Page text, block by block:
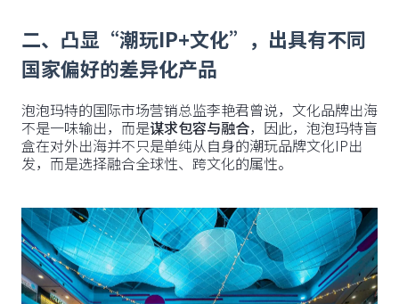
二、凸显“潮玩IP+文化”，出具有不同
国家偏好的差异化产品
泡泡玛特的国际市场营销总监李艳君曾说，文化品牌出海
不是一味输出，而是谋求包容与融合，因此，泡泡玛特盲
盒在对外出海并不只是单纯从自身的潮玩品牌文化IP出
发，而是选择融合全球性、跨文化的属性。